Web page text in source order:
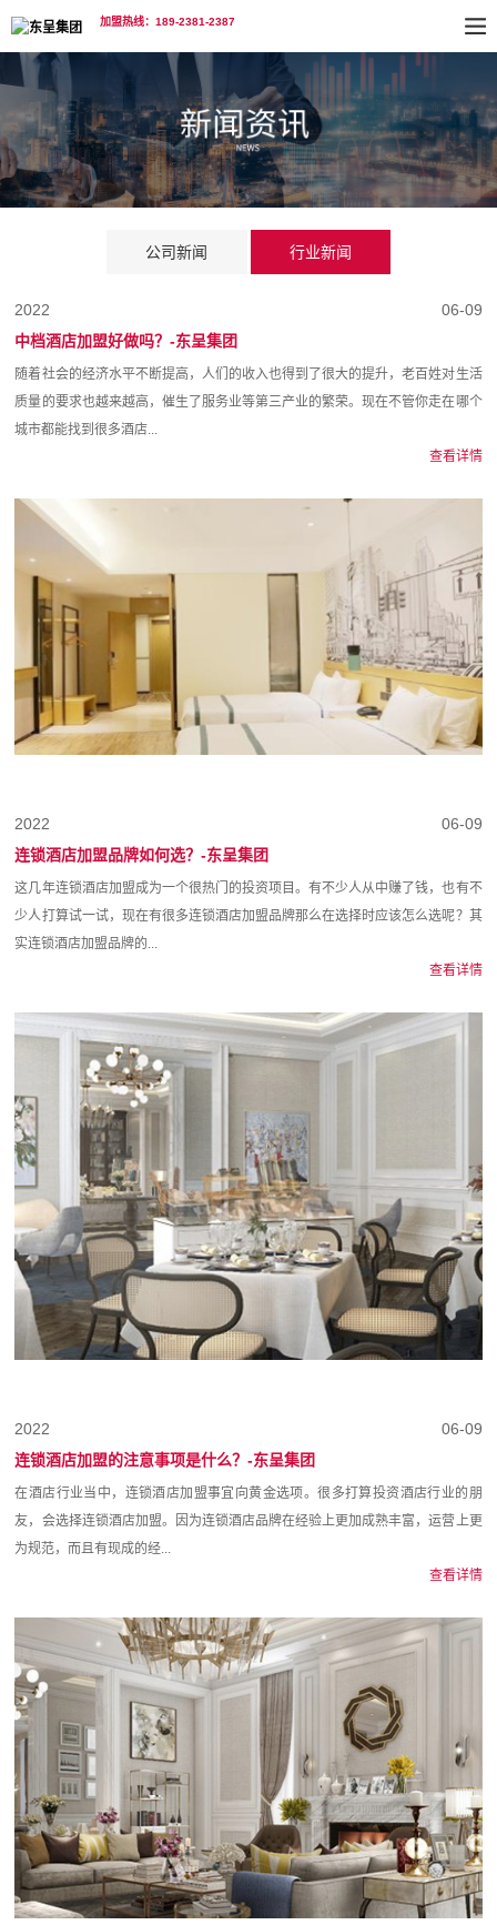
加盟热线：189-2381-2387
公司新闻 行业新闻
06-09
2022
中档酒店加盟好做吗？-东呈集团
随着社会的经济水平不断提高，人们的收入也得到了很大的提升，老百姓对生活
质量的要求也越来越高，催生了服务业等第三产业的繁荣。现在不管你走在哪个
城市都能找到很多酒店...
查看详情
06-09
2022
连锁酒店加盟品牌如何选？-东呈集团
这几年连锁酒店加盟成为一个很热门的投资项目。有不少人从中赚了钱，也有不
少人打算试一试，现在有很多连锁酒店加盟品牌那么在选择时应该怎么选呢？其
实连锁酒店加盟品牌的...
查看详情
06-09
2022
连锁酒店加盟的注意事项是什么？-东呈集团
在酒店行业当中，连锁酒店加盟事宜向黄金选项。很多打算投资酒店行业的朋
友，会选择连锁酒店加盟。因为连锁酒店品牌在经验上更加成熟丰富，运营上更
为规范，而且有现成的经...
查看详情